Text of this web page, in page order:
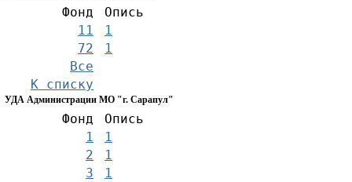
Фонд
Опись
11
1
72
1
Все
К списку
УДА Администрации МО "г. Сарапул"
Фонд
Опись
1
1
2
1
3
1